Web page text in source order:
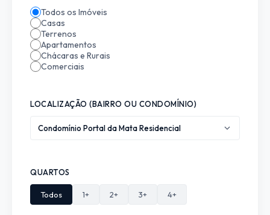
Todos os Imóveis
Casas
Terrenos
Apartamentos
Chácaras e Rurais
Comerciais
LOCALIZAÇÃO (BAIRRO OU CONDOMÍNIO)
Condomínio Portal da Mata Residencial
QUARTOS
Todos 1+ 2+ 3+ 4+